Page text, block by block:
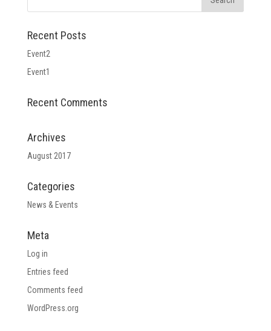
Recent Posts
Event2
Event1
Recent Comments
Archives
August 2017
Categories
News & Events
Meta
Log in
Entries feed
Comments feed
WordPress.org